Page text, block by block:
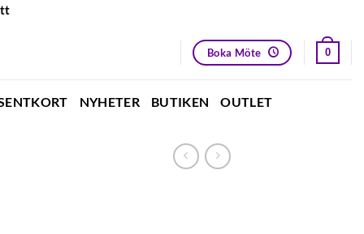
Boka Möte 0
NYHETER BUTIKEN OUTLET